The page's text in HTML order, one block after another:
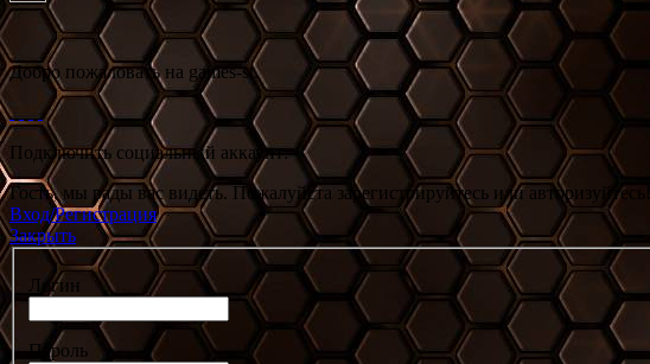
Добро пожаловать на games-st.
Подключить социальный аккаунт:
Гость, мы рады вас видеть. Пожалуйста зарегистрируйтесь или авторизуйтесь!
Вход/Регистрация
Закрыть
Логин
Пароль